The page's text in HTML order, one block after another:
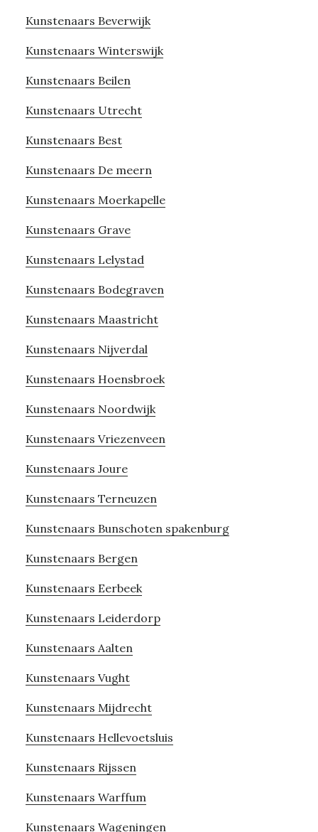
Kunstenaars Beverwijk
Kunstenaars Winterswijk
Kunstenaars Beilen
Kunstenaars Utrecht
Kunstenaars Best
Kunstenaars De meern
Kunstenaars Moerkapelle
Kunstenaars Grave
Kunstenaars Lelystad
Kunstenaars Bodegraven
Kunstenaars Maastricht
Kunstenaars Nijverdal
Kunstenaars Hoensbroek
Kunstenaars Noordwijk
Kunstenaars Vriezenveen
Kunstenaars Joure
Kunstenaars Terneuzen
Kunstenaars Bunschoten spakenburg
Kunstenaars Bergen
Kunstenaars Eerbeek
Kunstenaars Leiderdorp
Kunstenaars Aalten
Kunstenaars Vught
Kunstenaars Mijdrecht
Kunstenaars Hellevoetsluis
Kunstenaars Rijssen
Kunstenaars Warffum
Kunstenaars Wageningen